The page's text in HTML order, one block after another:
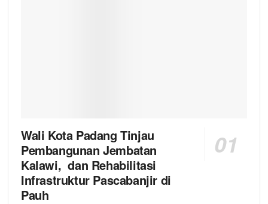
Wali Kota Padang Tinjau
Pembangunan Jembatan
Kalawi, dan Rehabilitasi
Infrastruktur Pascabanjir di
Pauh